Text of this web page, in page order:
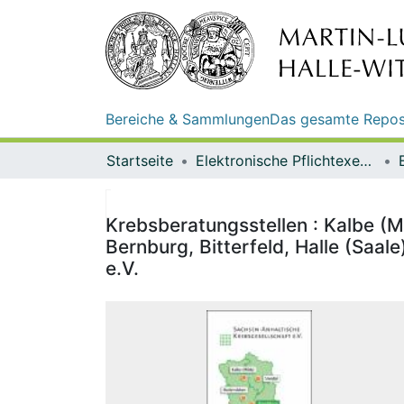
Bereiche & SammlungenDas gesamte
Startseite Elektronische Pflichtexemplare
Krebsberatungsstellen : Kalbe
Bernburg, Bitterfeld, Halle
e.V.